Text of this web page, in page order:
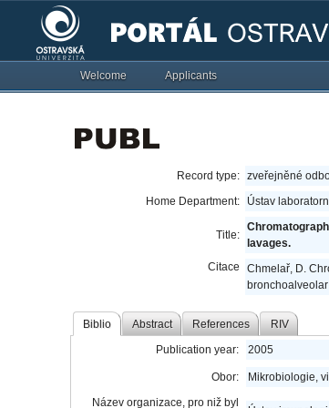
Welcome Applicants
Record type: zveřejněné
Home Department:
Ústav
Title:
lavages.
Citace
Chmelař, D.
Biblio Abstract References RIV
Publication year: 2005
Obor:
Mikrobiologie,
Název organizace, pro niž byl